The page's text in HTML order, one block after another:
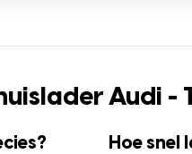
Audi -
Hoe